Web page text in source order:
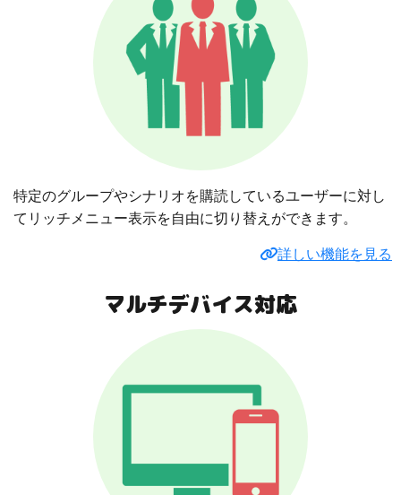
特定のグループやシナリオを購読しているユーザーに対し
てリッチメニュー表示を自由に切り替えができます。
詳しい機能を見る
マルチデバイス対応